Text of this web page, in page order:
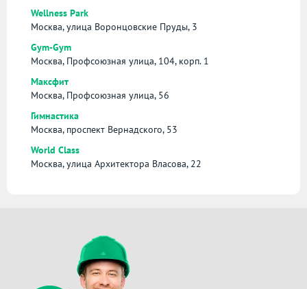
Wellness Park
Москва, улица Воронцовские Пруды, 3
Gym-Gym
Москва, Профсоюзная улица, 104, корп. 1
Максфит
Москва, Профсоюзная улица, 56
Гимнастика
Москва, проспект Вернадского, 53
World Class
Москва, улица Архитектора Власова, 22